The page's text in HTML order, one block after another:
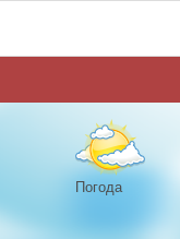
Погода